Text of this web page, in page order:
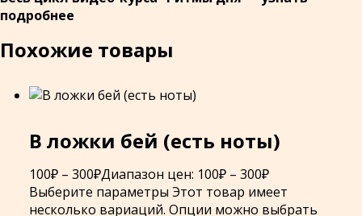
подробнее
Похожие товары
В ложки бей (есть ноты)
100₽ – 300₽Диапазон цен: 100₽ – 300₽
Выберите параметры Этот товар имеет
несколько вариаций. Опции можно выбрать